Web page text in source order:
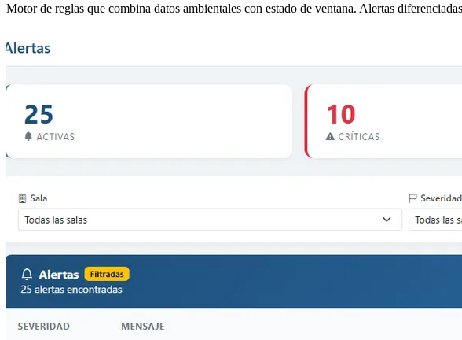
Motor de reglas que combina datos ambientales con estado de ventana. Alertas